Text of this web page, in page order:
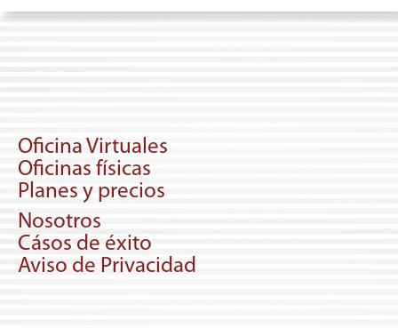
Oficina Virtuales
Oficinas físicas
Planes y precios
Nosotros
Cásos de éxito
Aviso de Privacidad